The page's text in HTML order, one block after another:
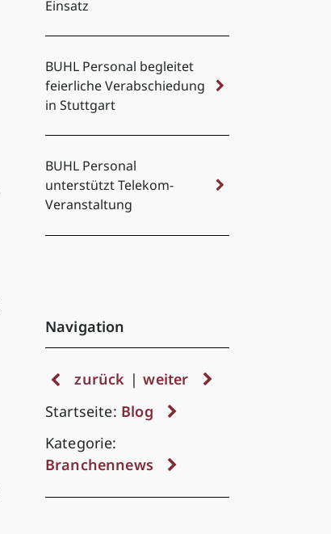
Einsatz
BUHL Personal begleitet
feierliche Verabschiedung
in Stuttgart
BUHL Personal
unterstützt Telekom-
Veranstaltung
Navigation
zurück | weiter
Startseite: Blog
Kategorie:
Branchennews